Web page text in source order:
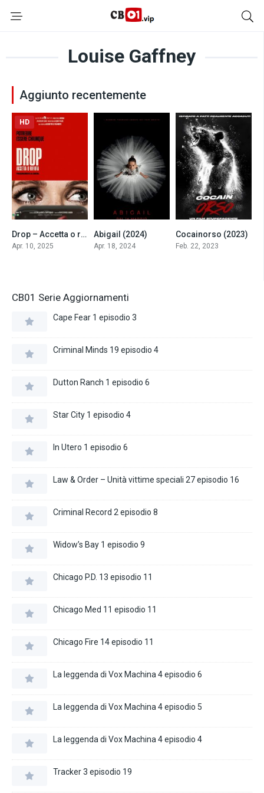
Louise Gaffney
Aggiunto recentemente
6.6
HD
Drop – Accetta o rifiuta (2025)
Apr. 10, 2025
Abigail (2024)
Apr. 18, 2024
6
Cocainorso (2023)
Feb. 22, 2023
CB01 Serie Aggiornamenti
Cape Fear 1 episodio 3
Criminal Minds 19 episodio 4
Dutton Ranch 1 episodio 6
Star City 1 episodio 4
In Utero 1 episodio 6
Law & Order – Unità vittime speciali 27 episodio 16
Criminal Record 2 episodio 8
Widow’s Bay 1 episodio 9
Chicago P.D. 13 episodio 11
Chicago Med 11 episodio 11
Chicago Fire 14 episodio 11
La leggenda di Vox Machina 4 episodio 6
La leggenda di Vox Machina 4 episodio 5
La leggenda di Vox Machina 4 episodio 4
Tracker 3 episodio 19